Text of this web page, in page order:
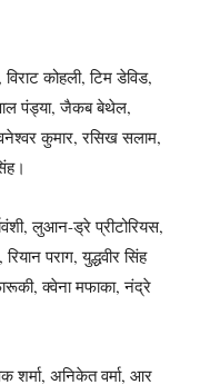
कोहली, टिम डेविड,
पंड्या, जैकब बेथेल,
कुमार, रसिख सलाम,
लुआन-ड्रे प्रीटोरियस,
पराग, युद्धवीर सिंह
क्वेना मफाका, नंद्रे
शर्मा, अनिकेत वर्मा, आर